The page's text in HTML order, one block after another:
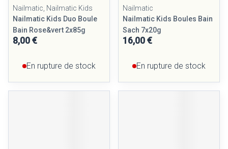
Nailmatic, Nailmatic Kids
Nailmatic Kids Duo Boule
Bain Rose&vert 2x85g
8,00 €
En rupture de stock
Nailmatic
Nailmatic Kids Boules Bain
Sach 7x20g
16,00 €
En rupture de stock